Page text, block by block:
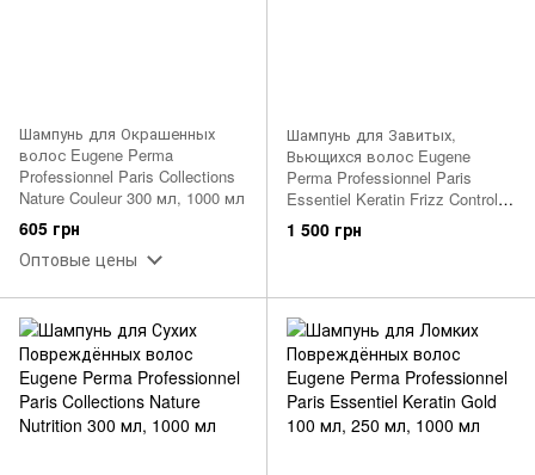
Шампунь для Окрашенных
волос Eugene Perma
Professionnel Paris Collections
Nature Couleur 300 мл, 1000 мл
605 грн
Оптовые цены
Шампунь для Завитых,
Вьющихся волос Eugene
Perma Professionnel Paris
Essentiel Keratin Frizz Control
100 мл, 400 мл, 1000 мл
1 500 грн